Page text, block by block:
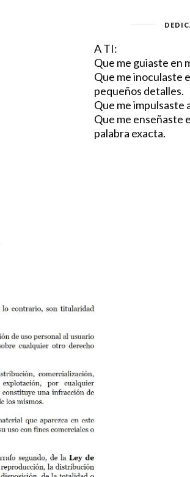
A TI:
Que me guiaste en
Que me inoculaste
pequeños detalles.
Que me impulsaste
Que me enseñaste
palabra exacta.